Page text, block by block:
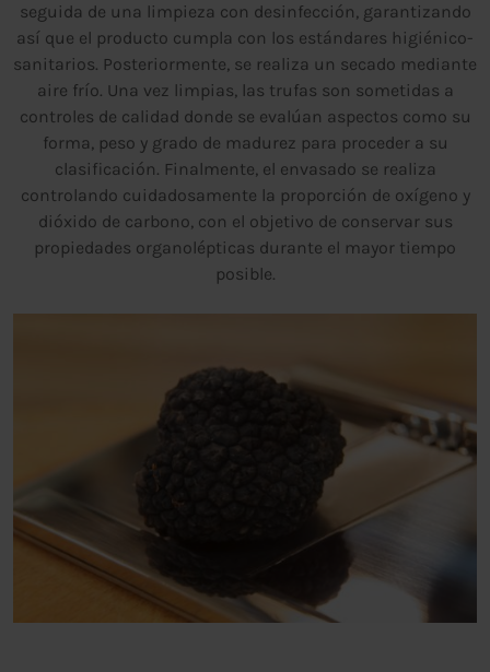
seguida de una limpieza con desinfección, garantizando
así que el producto cumpla con los estándares higiénico-
sanitarios. Posteriormente, se realiza un secado mediante
aire frío. Una vez limpias, las trufas son sometidas a
controles de calidad donde se evalúan aspectos como su
forma, peso y grado de madurez para proceder a su
clasificación. Finalmente, el envasado se realiza
controlando cuidadosamente la proporción de oxígeno y
dióxido de carbono, con el objetivo de conservar sus
propiedades organolépticas durante el mayor tiempo
posible.